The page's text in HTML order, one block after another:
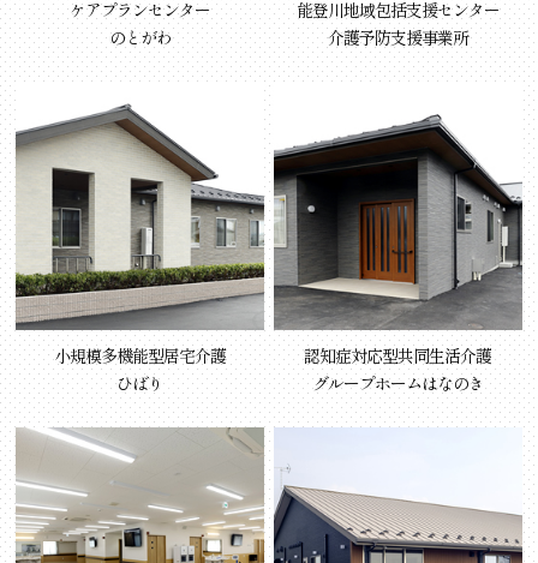
ケアプランセンター
のとがわ
能登川地域包括支援センター
介護予防支援事業所
小規模多機能型居宅介護
ひばり
認知症対応型共同生活介護
グループホームはなのき